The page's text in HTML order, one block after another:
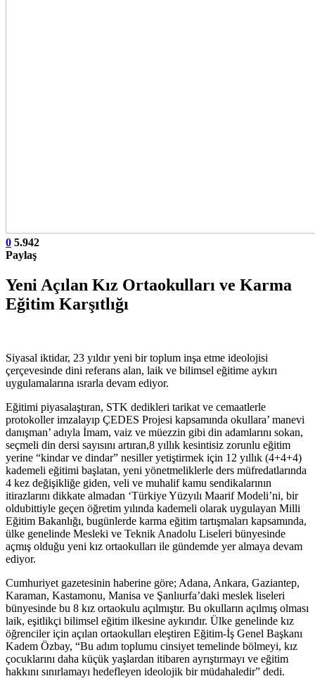
0 5.942
Paylaş
Yeni Açılan Kız Ortaokulları ve Karma
Eğitim Karşıtlığı
Siyasal iktidar, 23 yıldır yeni bir toplum inşa etme ideolojisi
çerçevesinde dini referans alan, laik ve bilimsel eğitime aykırı
uygulamalarına ısrarla devam ediyor.
Eğitimi piyasalaştıran, STK dedikleri tarikat ve cemaatlerle
protokoller imzalayıp ÇEDES Projesi kapsamında okullara’ manevi
danışman’ adıyla İmam, vaiz ve müezzin gibi din adamlarını sokan,
seçmeli din dersi sayısını artıran,8 yıllık kesintisiz zorunlu eğitim
yerine “kindar ve dindar” nesiller yetiştirmek için 12 yıllık (4+4+4)
kademeli eğitimi başlatan, yeni yönetmeliklerle ders müfredatlarında
4 kez değişikliğe giden, veli ve muhalif kamu sendikalarının
itirazlarını dikkate almadan ‘Türkiye Yüzyılı Maarif Modeli’ni, bir
oldubittiyle geçen öğretim yılında kademeli olarak uygulayan Milli
Eğitim Bakanlığı, bugünlerde karma eğitim tartışmaları kapsamında,
ülke genelinde Mesleki ve Teknik Anadolu Liseleri bünyesinde
açmış olduğu yeni kız ortaokulları ile gündemde yer almaya devam
ediyor.
Cumhuriyet gazetesinin haberine göre; Adana, Ankara, Gaziantep,
Karaman, Kastamonu, Manisa ve Şanlıurfa’daki meslek liseleri
bünyesinde bu 8 kız ortaokulu açılmıştır. Bu okulların açılmış olması
laik, eşitlikçi bilimsel eğitim ilkesine aykırıdır. Ülke genelinde kız
öğrenciler için açılan ortaokulları eleştiren Eğitim-İş Genel Başkanı
Kadem Özbay, “Bu adım toplumu cinsiyet temelinde bölmeyi, kız
çocuklarını daha küçük yaşlardan itibaren ayrıştırmayı ve eğitim
hakkını sınırlamayı hedefleyen ideolojik bir müdahaledir” dedi.